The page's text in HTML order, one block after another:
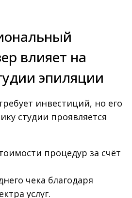
влияет на
эпиляции
инвестиций, но его
студии проявляется
процедур за счёт
чека благодаря
услуг.